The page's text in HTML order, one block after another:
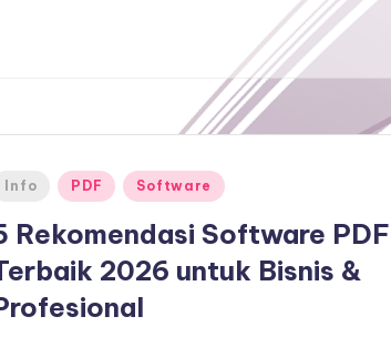
Posted
Info PDF Software
Rekomendasi Software PDF
2026 untuk Bisnis &